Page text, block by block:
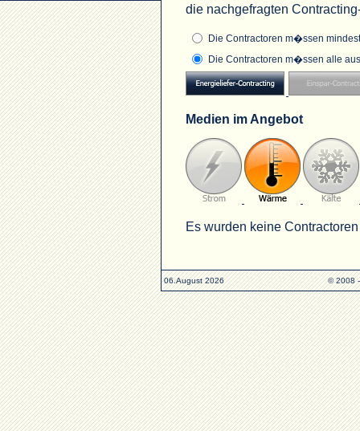
die nachgefragten
Die Contractoren m�ssen
Die Contractoren m�ssen alle
Medien im Angebot
Es wurden keine
06.August 2026 © 2008